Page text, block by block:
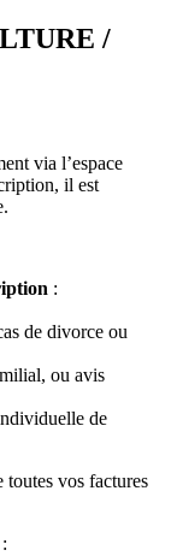
/
via l’espace
il est
:
de divorce ou
ou avis
de
toutes vos factures